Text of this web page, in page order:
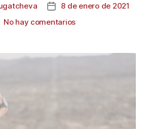
8 de enero de 2021
No hay comentarios